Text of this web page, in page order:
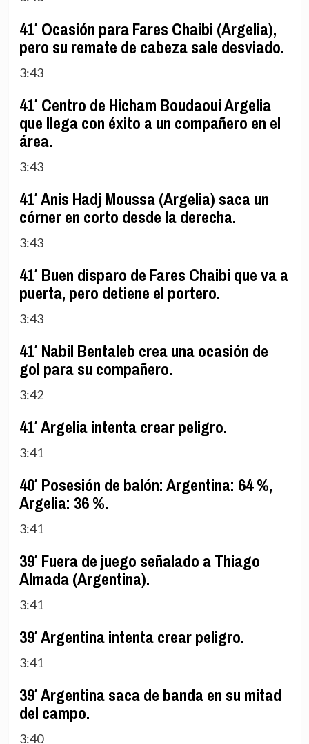
41′ Ocasión para Fares Chaibi (Argelia),
pero su remate de cabeza sale desviado.
3:43
41′ Centro de Hicham Boudaoui Argelia
que llega con éxito a un compañero en el
área.
3:43
41′ Anis Hadj Moussa (Argelia) saca un
córner en corto desde la derecha.
3:43
41′ Buen disparo de Fares Chaibi que va a
puerta, pero detiene el portero.
3:43
41′ Nabil Bentaleb crea una ocasión de
gol para su compañero.
3:42
41′ Argelia intenta crear peligro.
3:41
40′ Posesión de balón: Argentina: 64 %,
Argelia: 36 %.
3:41
39′ Fuera de juego señalado a Thiago
Almada (Argentina).
3:41
39′ Argentina intenta crear peligro.
3:41
39′ Argentina saca de banda en su mitad
del campo.
3:40